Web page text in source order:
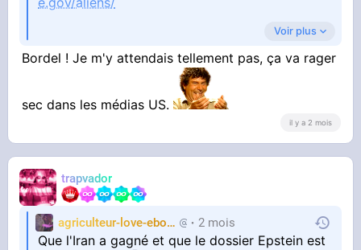
Petite musique X-files avec le message suivant,
Ils marchent par minou, une secret caché
#club-ufoUn avis ?
Voir plus
Bordel ! Je m'y attendais tellement pas, ça va rager
sec dans les médias US.
il y a 2 mois
trapvador
agriculteur-love-ebony chasseur2trap
2 mois
Que l'Iran a gagné et que le dossier Epstein est